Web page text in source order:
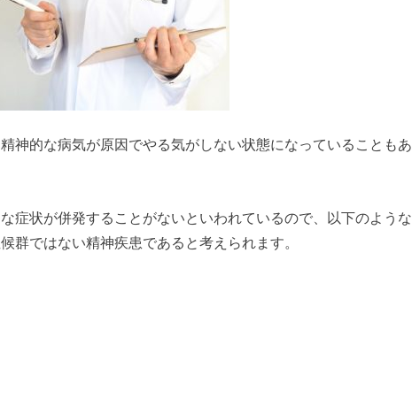
神的な病気が原因でやる気がしない状態になっていることもあ
症状が併発することがないといわれているので、以下のような
群ではない精神疾患であると考えられます。